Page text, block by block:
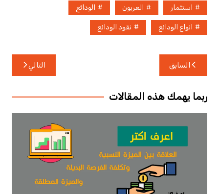
استثمار العربون‏ الودائع
انواع الودائع نقود الودائع
تصفّح
المقالات
السابق التالي
ربما يهمك هذه المقالات